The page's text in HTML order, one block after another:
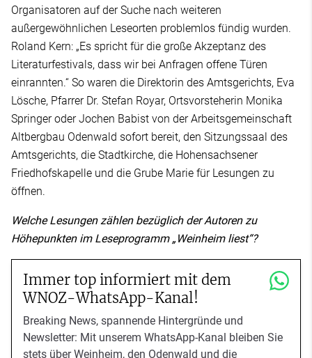
Organisatoren auf der Suche nach weiteren
außergewöhnlichen Leseorten problemlos fündig wurden.
Roland Kern: „Es spricht für die große Akzeptanz des
Literaturfestivals, dass wir bei Anfragen offene Türen
einrannten.“ So waren die Direktorin des Amtsgerichts, Eva
Lösche, Pfarrer Dr. Stefan Royar, Ortsvorsteherin Monika
Springer oder Jochen Babist von der Arbeitsgemeinschaft
Altbergbau Odenwald sofort bereit, den Sitzungssaal des
Amtsgerichts, die Stadtkirche, die Hohensachsener
Friedhofskapelle und die Grube Marie für Lesungen zu
öffnen.
Welche Lesungen zählen bezüglich der Autoren zu
Höhepunkten im Leseprogramm „Weinheim liest“?
Immer top informiert mit dem
WNOZ-WhatsApp-Kanal!
Breaking News, spannende Hintergründe und
Newsletter: Mit unserem WhatsApp-Kanal bleiben Sie
stets über Weinheim, den Odenwald und die